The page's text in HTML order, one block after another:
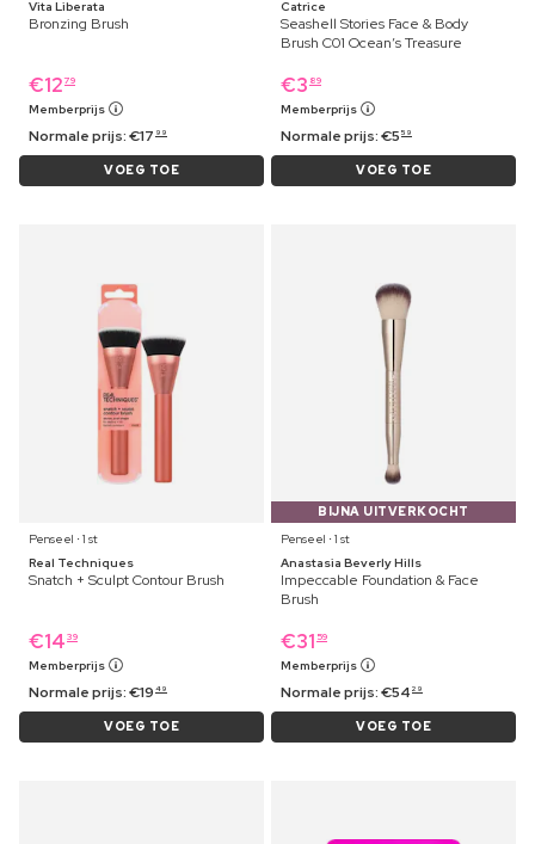
Vita Liberata
Bronzing Brush
€12 79
Memberprijs
Normale prijs:€17 99
VOEG TOE
Catrice
Seashell Stories Face & Body
Brush C01 Ocean’s Treasure
€3 89
Memberprijs
Normale prijs:€5 59
VOEG TOE
Penseel ⋅ 1 st
Real Techniques
Snatch + Sculpt Contour Brush
€14 39
Memberprijs
Normale prijs:€19 49
VOEG TOE
BIJNA UITVERKOCHT
Penseel ⋅ 1 st
Anastasia Beverly Hills
Impeccable Foundation & Face
Brush
€31 59
Memberprijs
Normale prijs:€54 29
VOEG TOE